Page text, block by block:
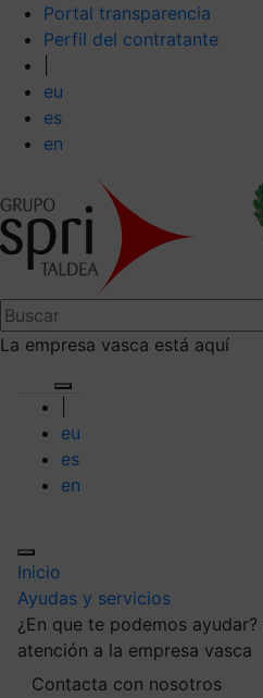
Portal transparencia
Perfil del contratante
eu
es
en
La empresa vasca está aquí
eu
es
en
Inicio
Ayudas y servicios
¿En que te podemos ayudar?
atención a la empresa vasca
Contacta con nosotros